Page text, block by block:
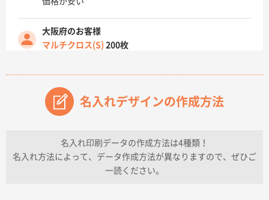
大阪府のお客様
マルチクロス(S) 200枚
原稿データ流用が可能で価格が妥当なこと
兵庫県のお客様
チケットホルダー ダブルポケット
上記のとおりです。
名入れデザインの作成方法
名入れ印刷データの作成方法は4種類！
名入れ方法によって、データ作成方法が異なりますので、ぜひご
一読ください。